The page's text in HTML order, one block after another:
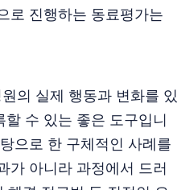
로 진행하는 동료평가는
의 실제 행동과 변화를 있
수 있는 좋은 도구입니
으로 한 구체적인 사례를
가 아니라 과정에서 드러